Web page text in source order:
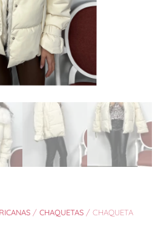
/ CHAQUETAS / CHAQUETA